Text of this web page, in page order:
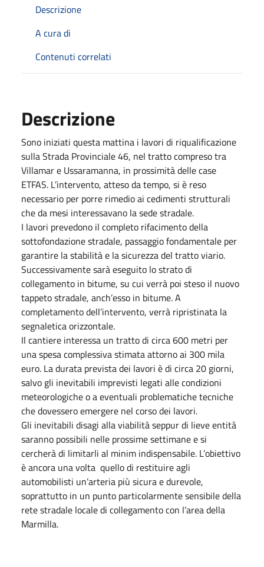
Descrizione
A cura di
Contenuti correlati
Descrizione
Sono iniziati questa mattina i lavori di riqualificazione
sulla Strada Provinciale 46, nel tratto compreso tra
Villamar e Ussaramanna, in prossimità delle case
ETFAS. L’intervento, atteso da tempo, si è reso
necessario per porre rimedio ai cedimenti strutturali
che da mesi interessavano la sede stradale.
I lavori prevedono il completo rifacimento della
sottofondazione stradale, passaggio fondamentale per
garantire la stabilità e la sicurezza del tratto viario.
Successivamente sarà eseguito lo strato di
collegamento in bitume, su cui verrà poi steso il nuovo
tappeto stradale, anch’esso in bitume. A
completamento dell’intervento, verrà ripristinata la
segnaletica orizzontale.
Il cantiere interessa un tratto di circa 600 metri per
una spesa complessiva stimata attorno ai 300 mila
euro. La durata prevista dei lavori è di circa 20 giorni,
salvo gli inevitabili imprevisti legati alle condizioni
meteorologiche o a eventuali problematiche tecniche
che dovessero emergere nel corso dei lavori.
Gli inevitabili disagi alla viabilità seppur di lieve entità
saranno possibili nelle prossime settimane e si
cercherà di limitarli al minim indispensabile. L’obiettivo
è ancora una volta quello di restituire agli
automobilisti un’arteria più sicura e durevole,
soprattutto in un punto particolarmente sensibile della
rete stradale locale di collegamento con l’area della
Marmilla.